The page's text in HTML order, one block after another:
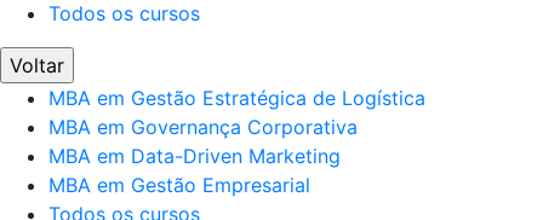
Todos os cursos
Voltar
MBA em Gestão Estratégica de Logística
MBA em Governança Corporativa
MBA em Data-Driven Marketing
MBA em Gestão Empresarial
Todos os cursos